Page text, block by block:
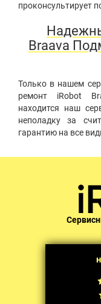
проконсультирует
Braava
Только в нашем
ремонт iRobot
находится наш
неполадку за
гарантию на все